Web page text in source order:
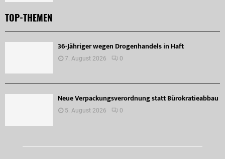
TOP-THEMEN
36-Jähriger wegen Drogenhandels in Haft
7. August 2026 0
Neue Verpackungsverordnung statt Bürokratieabbau
5. August 2026 0